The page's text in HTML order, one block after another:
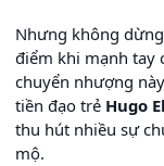
Nhưng không
điểm khi mạnh tay
chuyển nhượng
tiền đạo trẻ Hugo
thu hút nhiều sự
mộ.